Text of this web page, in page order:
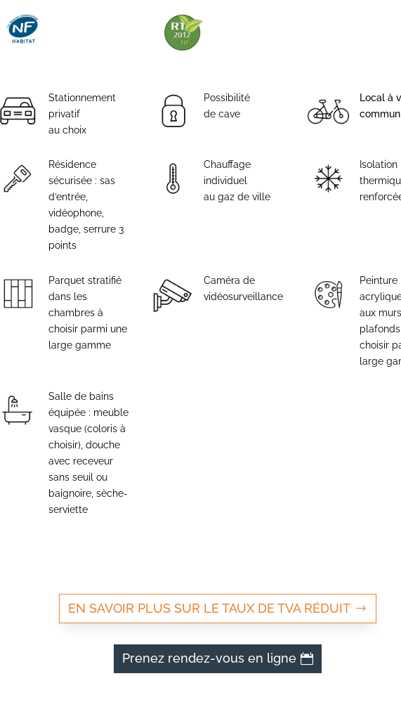
Stationnement
privatif
au choix
Possibilité
de cave
Local à
commun
Résidence
sécurisée : sas
d’entrée,
vidéophone,
badge, serrure 3
points
Chauffage
individuel
au gaz de ville
Isolation
Parquet stratifié
dans les
chambres à
choisir parmi une
large gamme
Caméra de
vidéosurveillance
Peinture
aux
choisir
large
Salle de bains
équipée : meuble
vasque (coloris à
choisir), douche
avec receveur
sans seuil ou
baignoire, sèche-
serviette
EN SAVOIR PLUS SUR LE TAUX DE TVA RÉDUIT
Prenez rendez-vous en ligne